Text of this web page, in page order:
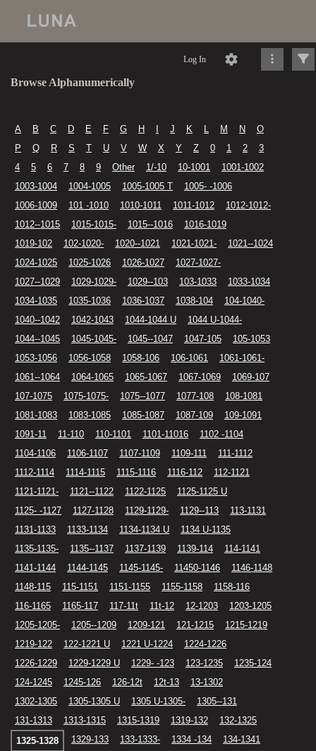
Log In
Browse Alphanumerically
A B C D E F G H J K L M N
O
P
Q R S T U V W X Y Z 0 1 2
3
4
5 6 7 8 9 Other 1/-10 10-1001
1001-1002
1003-1004
1004-1005 1005-1005 T
1005- -1006
1006-1009
101 -1010 1010-1011 1011-1012
1012-1012-
1012--1015
1015-1015- 1015--1016
1016-1019
1019-102
102-1020- 1020--1021 1021-1021-
1021--1024
1024-1025
1025-1026 1026-1027
1027-1027-
1027--1029
1029-1029- 1029--103 103-1033
1033-1034
1034-1035
1035-1036 1036-1037 1038-104
104-1040-
1040--1042
1042-1043 1044-1044 U
1044 U-1044-
1044--1045
1045-1045- 1045--1047 1047-105
105-1053
1053-1056
1056-1058 1058-106 106-1061
1061-1061-
1061--1064
1064-1065 1065-1067 1067-1069
1069-107
107-1075
1075-1075- 1075--1077 1077-108
108-1081
1081-1083
1083-1085 1085-1087 1087-109
109-1091
1091-11
11-110 110-1101 1101-11016
1102 -1104
1104-1106
1106-1107 1107-1109 1109-111
111-1112
1112-1114
1114-1115 1115-1116 1116-112
112-1121
1121-1121-
1121--1122 1122-1125
1125-1125 U
1125- -1127
1127-1128 1129-1129- 1129--113
113-1131
1131-1133
1133-1134 1134-1134 U
1134 U-1135
1135-1135-
1135--1137 1137-1139 1139-114
114-1141
1141-1144
1144-1145 1145-1145- 11450-1146
1146-1148
1148-115
115-1151 1151-1155 1155-1158
1158-116
116-1165
1165-117 117-11t 11t-12 12-1203
1203-1205
1205-1205-
1205--1209 1209-121 121-1215
1215-1219
1219-122
122-1221 U 1221 U-1224
1224-1226
1226-1229
1229-1229 U 1229- -123 123-1235
1235-124
124-1245
1245-126 126-12t 12t-13
13-1302
1302-1305
1305-1305 U 1305 U-1305-
1305--131
131-1313
1313-1315 1315-1319 1319-132
132-1325
1325-1328
1329-133 133-1333- 1334 -134
134-1341